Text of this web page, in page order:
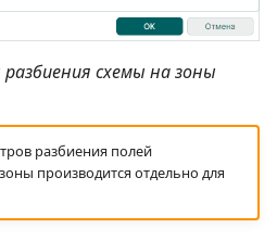
схемы на зоны
разбиения полей
производится отдельно для